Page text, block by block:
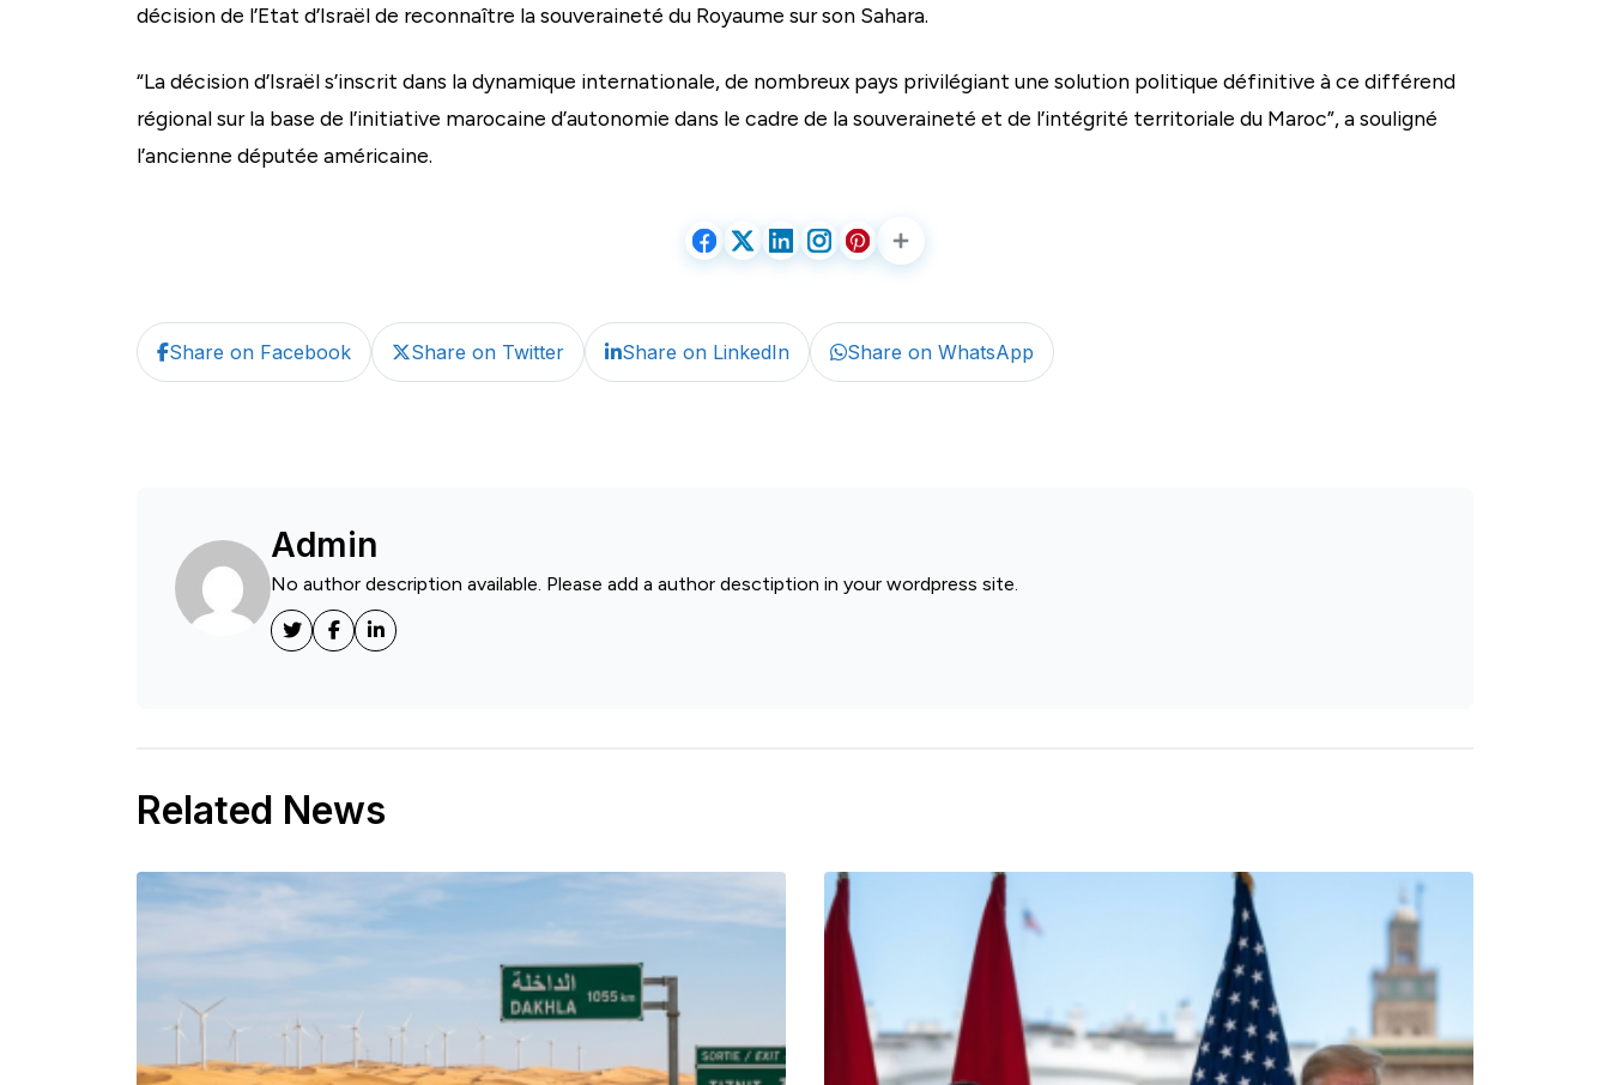
décision de l’Etat d’Israël de reconnaître la souveraineté du Royaume sur son Sahara.
“La décision d’Israël s’inscrit dans la dynamique internationale, de nombreux pays privilégiant une solution politique définitive à ce différend
régional sur la base de l’initiative marocaine d’autonomie dans le cadre de la souveraineté et de l’intégrité territoriale du Maroc”, a souligné
l’ancienne députée américaine.
Share on Facebook Share on Twitter Share on LinkedIn Share on WhatsApp
Admin
No author description available. Please add a author desctiption in your wordpress site.
Related News